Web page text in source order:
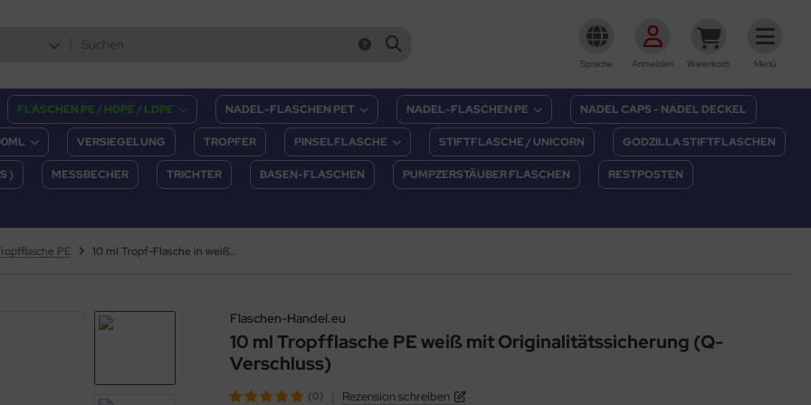
Sprache Anmelden Warenkorb Menü
FLASCHEN PE / HDPE / LDPE NADEL-FLASCHEN PET NADEL-FLASCHEN PE NADEL CAPS - NADEL DECKEL
VERSIEGELUNG TROPFER PINSELFLASCHE STIFTFLASCHE / UNICORN GODZILLA STIFTFLASCHEN
) MESSBECHER TRICHTER BASEN-FLASCHEN PUMPZERSTÄUBER FLASCHEN RESTPOSTEN
PE 10 ml Tropf-Flasche in weiß - PE Q - Farben frei wählbar
Flaschen-Handel.eu
10 ml Tropfflasche PE weiß mit Originalitätssicherung (Q-
Verschluss)
(0) Rezension schreiben